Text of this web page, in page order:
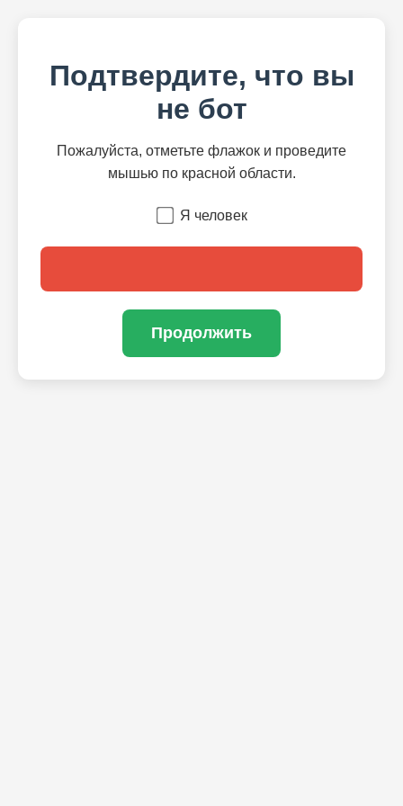
Подтвердите, что вы
не бот
Пожалуйста, отметьте флажок и проведите
мышью по красной области.
Я человек
Продолжить